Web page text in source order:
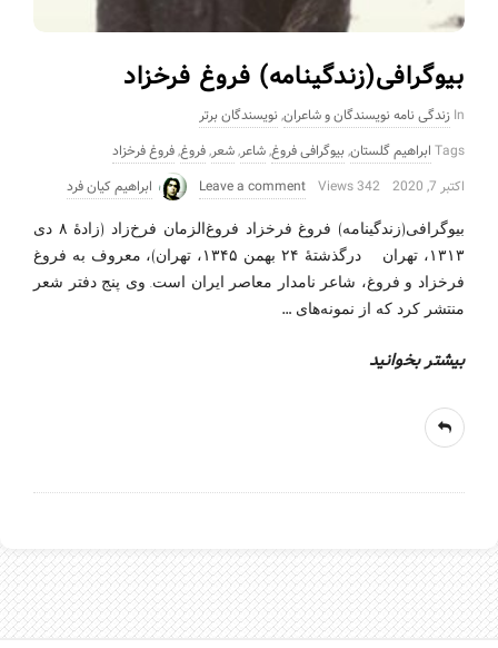
بیوگرافی(زندگینامه) فروغ فرخزاد
In زندگی نامه نویسندگان و شاعران,نویسندگان برتر
Tags ابراهیم گلستان,بیوگرافی فروغ,شاعر,شعر,فروغ,فروغ فرخزاد
اکتبر 7, 2020
342 Views
Leave a comment ابراهیم کیان فرد
بیوگرافی(زندگینامه) فروغ فرخزاد فروغ‌الزمان فرخ‌زاد (زادهٔ ۸ دی
۱۳۱۳، تهران — درگذشتهٔ ۲۴ بهمن ۱۳۴۵، تهران)، معروف به فروغ
فرخزاد و فروغ، شاعر نامدار معاصر ایران است. وی پنج دفتر شعر
منتشر کرد که از نمونه‌های …
بیشتر بخوانید